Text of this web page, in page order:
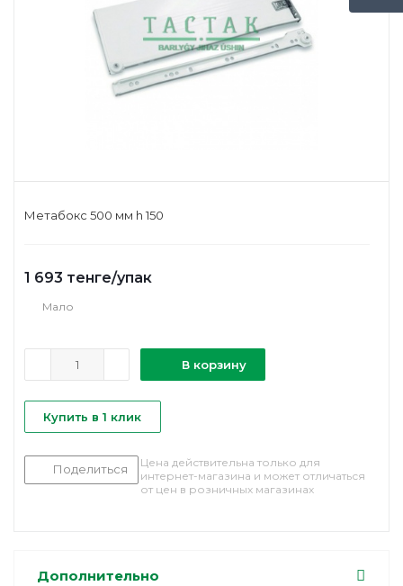
Метабокс 500 мм h 150
1 693 тенге/упак
Мало
В корзину
Купить в 1 клик
Поделиться
Цена действительна только для
интернет-магазина и может отличаться
от цен в розничных магазинах
Дополнительно